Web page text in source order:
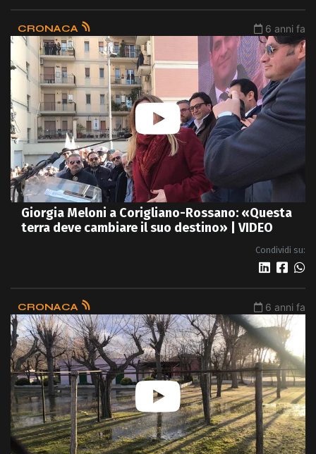
CRONACA 6 anni fa
Giorgia Meloni a Corigliano-Rossano: «Questa
terra deve cambiare il suo destino» | VIDEO
Condividi su:
CRONACA 6 anni fa